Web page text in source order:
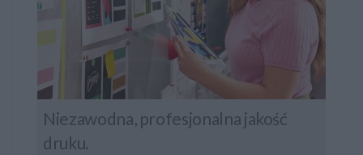
Niezawodna, profesjonalna jakość
druku.